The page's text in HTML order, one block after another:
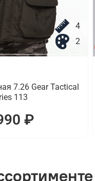
4
2
7.26 Gear Tactical
113
₽